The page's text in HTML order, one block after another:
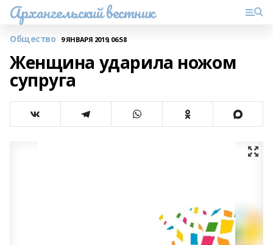
Архангельский вестник
Общество 9 ЯНВАРЯ 2019, 06:58
Женщина ударила ножом
супруга